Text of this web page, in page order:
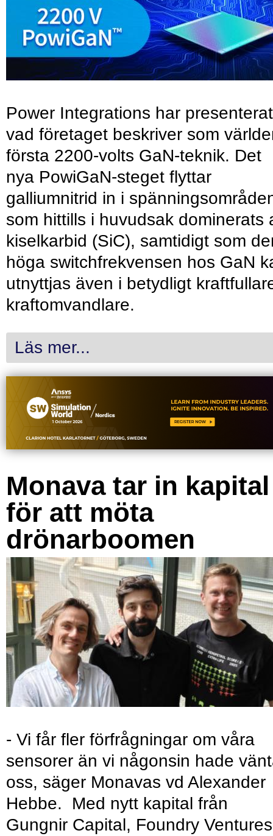
Power Integrations har presenterat
vad företaget beskriver som
första 2200-volts GaN-teknik. Det
nya PowiGaN-steget flyttar
galliumnitrid in i
som hittills i huvudsak dominerats
kiselkarbid (SiC), samtidigt som
höga switchfrekvensen hos GaN
utnyttjas även i betydligt
kraftomvandlare.
Läs mer...
Monava tar in kapital
för att möta
drönarboomen
- Vi får fler förfrågningar om våra
sensorer än vi någonsin hade
oss, säger Monavas vd Alexander
Hebbe. Med nytt kapital från
Gungnir Capital, Foundry Ventures